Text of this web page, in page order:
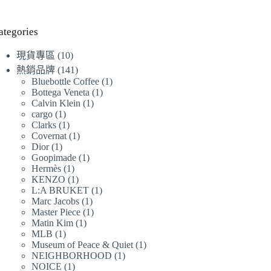
現貨專區 1010
個
產
品
熱銷品牌 141141
個
產
品
Bluebottle Coffee 11
Bottega Veneta 11
Calvin Klein 11
cargo 11
個
產
品
Clarks 11
個
產
品
Covernat 11
產
品
Dior 11
個
產
品
Goopimade 11
產
品
Hermès 11
個
產
品
KENZO 11
個
產
品
L:A BRUKET 11
Marc Jacobs 11
個
品
Master Piece 11
品
Matin Kim 11
產
MLB 11
個
產
Museum of Peace & Quiet 11
NEIGHBORHOOD 11
NOICE 11